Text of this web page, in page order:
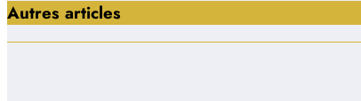
Autres articles